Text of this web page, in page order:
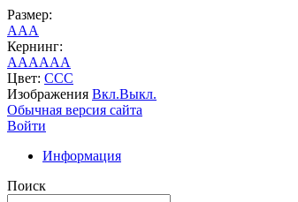
Размер:
AAA
Кернинг:
AAAAAA
Цвет: CCC
Изображения Вкл.Выкл.
Обычная версия сайта
Войти
Информация
Поиск